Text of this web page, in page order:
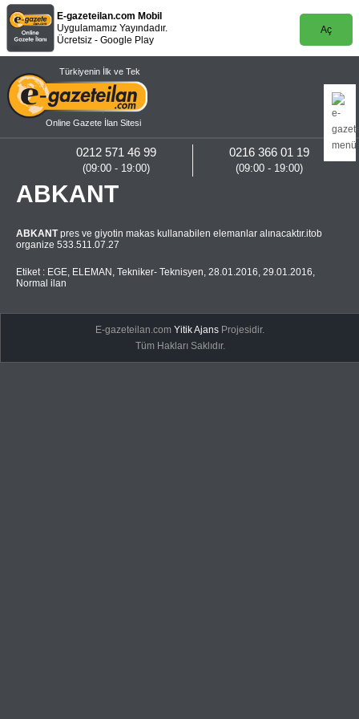
E-gazeteilan.com Mobil
Uygulamamız Yayındadır.
Ücretsiz - Google Play
Aç
Türkiyenin İlk ve Tek
Online Gazete İlan Sitesi
0216 366 01 19
(09:00 - 19:00)
0212 571 46 99
(09:00 - 19:00)
ABKANT
ABKANTpres ve giyotin makas kullanabilen elemanlar alınacaktır.itob
organize 533.511.07.27
Etiket : EGE, ELEMAN , Tekniker- Teknisyen, 28.01.2016, 29.01.2016,
Normal ilan
E-gazeteilan.comYitik Ajans Projesidir.
Tüm Hakları Saklıdır.